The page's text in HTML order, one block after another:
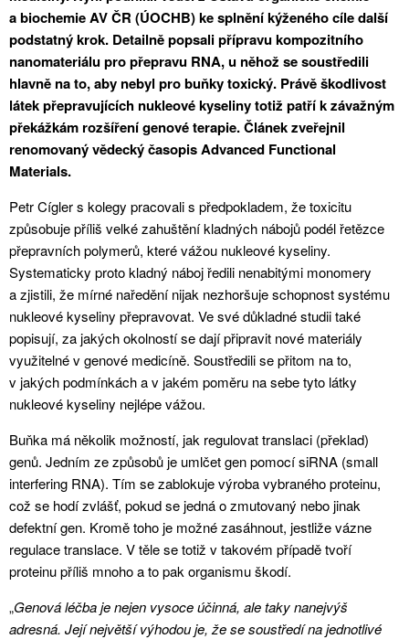
a biochemie AV ČR (ÚOCHB) ke splnění kýženého cíle další
podstatný krok. Detailně popsali přípravu kompozitního
nanomateriálu pro přepravu RNA, u něhož se soustředili
hlavně na to, aby nebyl pro buňky toxický. Právě škodlivost
látek přepravujících nukleové kyseliny totiž patří k závažným
překážkám rozšíření genové terapie. Článek zveřejnil
renomovaný vědecký časopis Advanced Functional
Materials.
Petr Cígler s kolegy pracovali s předpokladem, že toxicitu
způsobuje příliš velké zahuštění kladných nábojů podél řetězce
přepravních polymerů, které vážou nukleové kyseliny.
Systematicky proto kladný náboj ředili nenabitými monomery
a zjistili, že mírné naředění nijak nezhoršuje schopnost systému
nukleové kyseliny přepravovat. Ve své důkladné studii také
popisují, za jakých okolností se dají připravit nové materiály
využitelné v genové medicíně. Soustředili se přitom na to,
v jakých podmínkách a v jakém poměru na sebe tyto látky
nukleové kyseliny nejlépe vážou.
Buňka má několik možností, jak regulovat translaci (překlad)
genů. Jedním ze způsobů je umlčet gen pomocí siRNA (small
interfering RNA). Tím se zablokuje výroba vybraného proteinu,
což se hodí zvlášť, pokud se jedná o zmutovaný nebo jinak
defektní gen. Kromě toho je možné zasáhnout, jestliže vázne
regulace translace. V těle se totiž v takovém případě tvoří
proteinu příliš mnoho a to pak organismu škodí.
„Genová léčba je nejen vysoce účinná, ale taky nanejvýš
adresná. Její největší výhodou je, že se soustředí na jednotlivé